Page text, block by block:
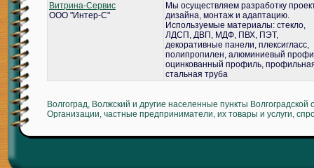
Витрина-Сервис
ООО "Интер-С"
Мы осуществляем разработку
дизайна, монтаж и адаптацию.
Используемые материалы: стекло,
ЛДСП, ДВП, МДФ, ПВХ, ПЭТ,
декоративные панели, плексигласс,
полипропилен, алюминиевый
оцинкованный профиль,
стальная труба
Волгоград, Волжский и другие населенные пункты Волгоградской
Организации, частные предприниматели, их товары и услуги,